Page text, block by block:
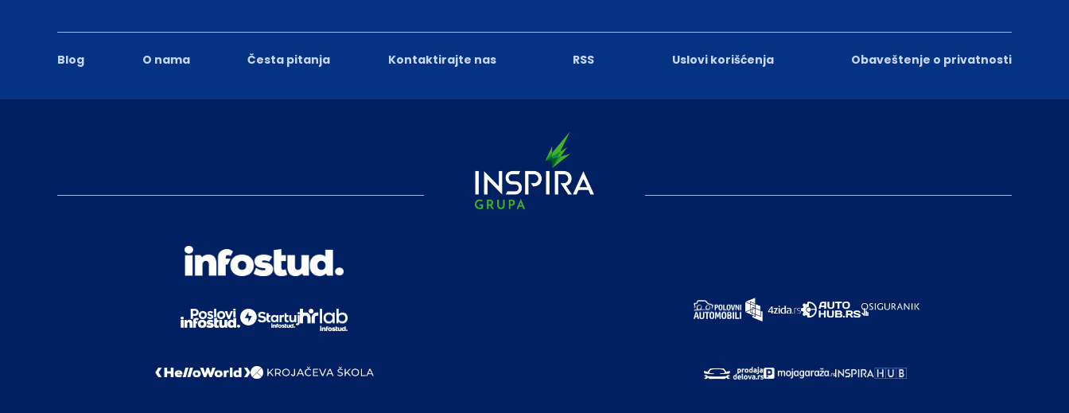
Blog O nama Česta pitanja Kontaktirajte nas RSS Uslovi korišćenja Obaveštenje o privatnosti